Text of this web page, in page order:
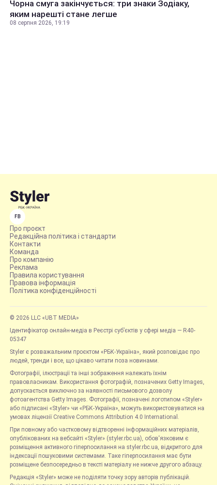
Чорна смуга закінчується: три знаки Зодіаку,
яким нарешті стане легше
08 серпня 2026, 19:19
FB
Про проєкт
Редакційна політика і стандарти
Контакти
Команда
Про компанію
Реклама
Правила користування
Правова інформація
Політика конфіденційності
© 2026 LLC «UBT MEDIA»
Ідентифікатор онлайн-медіа в Реєстрі суб’єктів у сфері медіа — R40-
05347
Styler є розважальним проєктом «РБК-Україна», який розповідає про
людей, тренди і все, що цікаво читати поза новинами.
Фотографії, ілюстрації та інші зображення належать їхнім
правовласникам. Використання фотографій, позначених Getty Images,
допускається виключно за наявності письмового дозволу
фотоагентства Getty Images. Фотографії, позначені логотипом «Styler»
або підписані «Styler» чи «РБК-Україна», можуть використовуватися на
умовах ліцензії Creative Commons Attribution 4.0 International.
При повному або частковому відтворенні інформаційних матеріалів,
опублікованих на вебсайті «Styler» (styler.rbc.ua), обов'язковим є
розміщення активного гіперпосилання на styler.rbc.ua, відкритого для
індексації пошуковими системами. Таке гіперпосилання має бути
розміщене безпосередньо в тексті матеріалу не нижче другого абзацу.
Редакція «Styler» може не поділяти точку зору авторів публікацій.